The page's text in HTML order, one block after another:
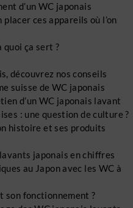
d’un WC japonais
ces appareils où l’on
quoi ça sert ?
découvrez nos conseils
suisse de WC japonais
d’un WC japonais lavant
: une question de culture ?
histoire et ses produits
japonais en chiffres
au Japon avec les WC à
son fonctionnement ?